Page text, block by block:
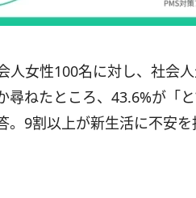
人女性100名に対し、社会
ねたところ、43.6%が「と
。9割以上が新生活に不安